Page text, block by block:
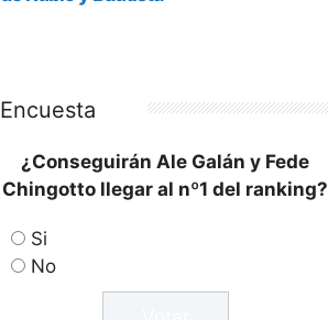
Encuesta
¿Conseguirán Ale Galán y Fede
Chingotto llegar al nº1 del ranking?
Si
No